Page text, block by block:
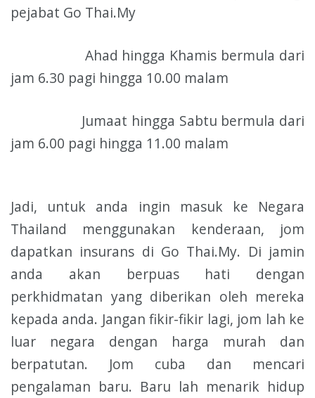
pejabat Go Thai.My
Ahad hingga Khamis bermula dari
jam 6.30 pagi hingga 10.00 malam
Jumaat hingga Sabtu bermula dari
jam 6.00 pagi hingga 11.00 malam
Jadi, untuk anda ingin masuk ke Negara
Thailand menggunakan kenderaan, jom
dapatkan insurans di Go Thai.My. Di jamin
anda akan berpuas hati dengan
perkhidmatan yang diberikan oleh mereka
kepada anda. Jangan fikir-fikir lagi, jom lah ke
luar negara dengan harga murah dan
berpatutan. Jom cuba dan mencari
pengalaman baru. Baru lah menarik hidup